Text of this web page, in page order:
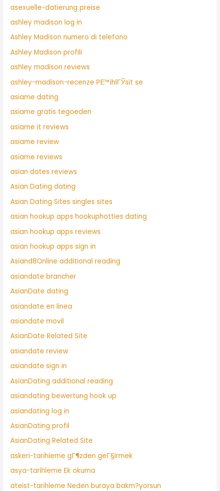
asexuelle-datierung preise
ashley madison log in
Ashley Madison numero di telefono
Ashley Madison profili
ashley madison reviews
ashley-madison-recenze PЕ™ihlГЎsit se
asiame dating
asiame gratis tegoeden
asiame it reviews
asiame review
asiame reviews
asian dates reviews
Asian Dating dating
Asian Dating Sites singles sites
asian hookup apps hookuphotties dating
asian hookup apps reviews
asian hookup apps sign in
Asiand8Online additional reading
asiandate brancher
AsianDate dating
asiandate en linea
asiandate movil
AsianDate Related Site
asiandate review
asiandate sign in
AsianDating additional reading
asiandating bewertung hook up
asiandating log in
AsianDating profil
AsianDating Related Site
askeri-tarihleme gГ¶zden geГ§irmek
asya-tarihleme Ek okuma
ateist-tarihleme Neden buraya bakm?yorsun